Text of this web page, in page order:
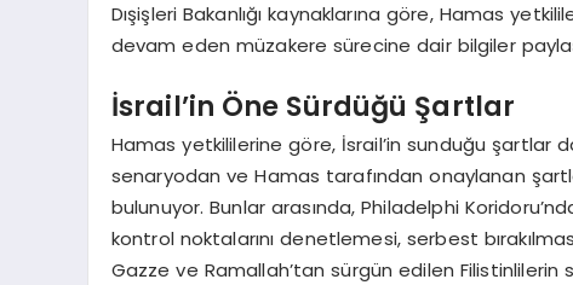
Dışişleri Bakanlığı kaynaklarına göre, Hamas
devam eden müzakere sürecine dair bilgiler
İsrail’in Öne Sürdüğü Şartlar
Hamas yetkililerine göre, İsrail’in sunduğu şartlar
senaryodan ve Hamas tarafından onaylanan
bulunuyor. Bunlar arasında, Philadelphi
kontrol noktalarını denetlemesi, serbest
Gazze ve Ramallah’tan sürgün edilen Filistinlilerin